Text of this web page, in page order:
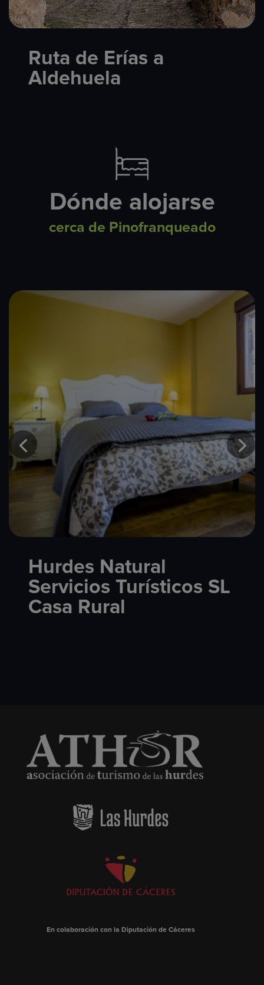
Ruta de Erías a
Aldehuela
Dónde alojarse
cerca de Pinofranqueado
Hurdes Natural
Servicios Turísticos SL
Casa Rural
En colaboración con la Diputación de Cáceres